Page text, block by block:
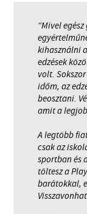
“Mivel
kihasználni
edzések
volt.
időm, az
beosztani.
amit a
A legtöbb
csak az
sportban és
töltesz a
barátokkal,